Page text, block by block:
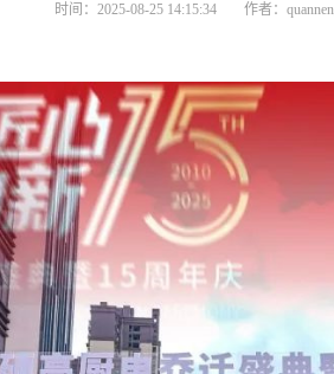
时间：2025-08-25 14:15:34 作者：